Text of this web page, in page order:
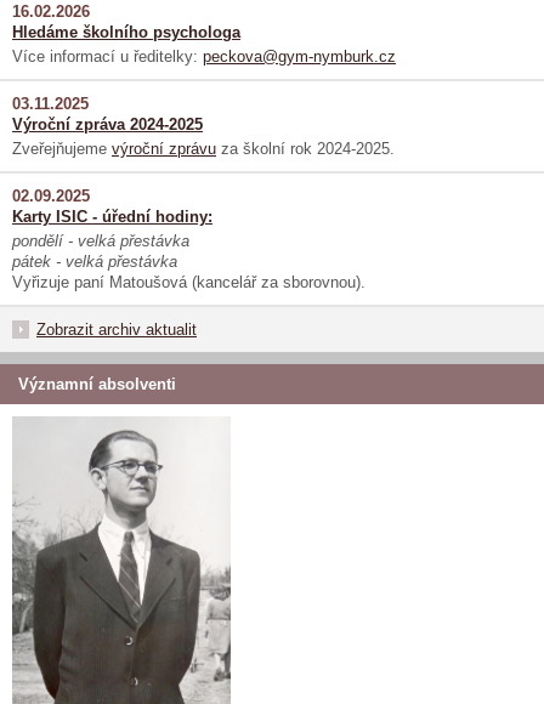
16.02.2026
Hledáme školního psychologa
Více informací u ředitelky: peckova@gym-nymburk.cz
03.11.2025
Výroční zpráva 2024-2025
Zveřejňujeme výroční zprávu za školní rok 2024-2025.
02.09.2025
Karty ISIC - úřední hodiny:
pondělí - velká přestávka
pátek - velká přestávka
Vyřizuje paní Matoušová (kancelář za sborovnou).
Zobrazit archiv aktualit
Významní absolventi